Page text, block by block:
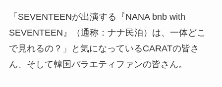
「SEVENTEENが出演する『NANA bnb with
SEVENTEEN』（通称：ナナ民泊）は、一体どこ
で見れるの？」と気になっているCARATの皆さ
ん、そして韓国バラエティファンの皆さん。